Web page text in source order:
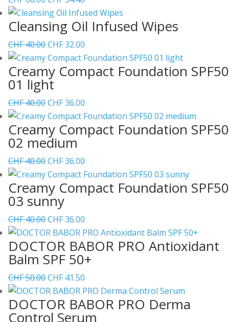
Preis
war:
CHF 68.00
Preis
ist:
Cleansing Oil Infused Wipes
CHF40.00Ursprünglicher
Preis
war:
CHF 40.00
CHF32.00
Preis
ist:
Creamy Compact Foundation SPF50
01 light
CHF40.00Ursprünglicher
Preis
war:
CHF 40.00
CHF36.00
Preis
ist:
Creamy Compact Foundation SPF50
02 medium
CHF40.00Ursprünglicher
Preis
war:
CHF 40.00
CHF36.00
Preis
ist:
Creamy Compact Foundation SPF50
03 sunny
CHF40.00Ursprünglicher
Preis
war:
CHF 40.00
CHF36.00
Preis
ist:
CHF 36.00.
DOCTOR BABOR PRO Antioxidant
Balm SPF 50+
CHF50.00Ursprünglicher
Preis
war:
CHF 50.00
CHF 41.50
Preis
ist:
CHF 41.50.
DOCTOR BABOR PRO Derma
Control Serum